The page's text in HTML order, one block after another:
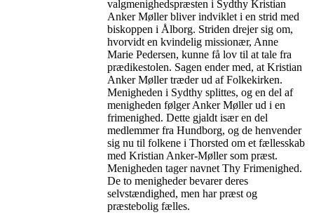
valgmenighedspræsten i Sydthy Kristian
Anker Møller bliver indviklet i en strid med
biskoppen i Ålborg. Striden drejer sig om,
hvorvidt en kvindelig missionær, Anne
Marie Pedersen, kunne få lov til at tale fra
prædikestolen. Sagen ender med, at Kristian
Anker Møller træder ud af Folkekirken.
Menigheden i Sydthy splittes, og en del af
menigheden følger Anker Møller ud i en
frimenighed. Dette gjaldt især en del
medlemmer fra Hundborg, og de henvender
sig nu til folkene i Thorsted om et fællesskab
med Kristian Anker-Møller som præst.
Menigheden tager navnet Thy Frimenighed.
De to menigheder bevarer deres
selvstændighed, men har præst og
præstebolig fælles.